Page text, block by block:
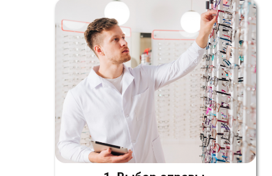
1. Выбор оправы
Наш консультант помогает вам с
выбором под ваш запрос и бюджет.